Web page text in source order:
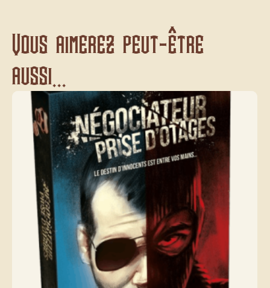
Vous aimerez peut-être
aussi...